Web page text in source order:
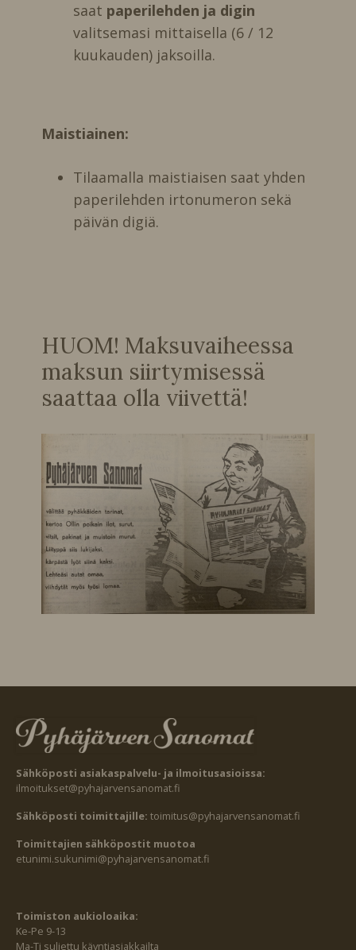
saat paperilehden ja digin
valitsemasi mittaisella (6 / 12
kuukauden) jaksoilla.
Maistiainen:
Tilaamalla maistiaisen saat yhden
paperilehden irtonumeron sekä
päivän digiä.
HUOM! Maksuvaiheessa
maksun siirtymisessä
saattaa olla viivettä!
Sähköposti asiakaspalvelu- ja ilmoitusasioissa:
ilmoitukset@pyhajarvensanomat.fi
Sähköposti toimittajille: toimitus@pyhajarvensanomat.fi
Toimittajien sähköpostit muotoa
etunimi.sukunimi@pyhajarvensanomat.fi
Toimiston aukioloaika:
Ke-Pe 9-13
Ma-Ti suljettu käyntiasiakkailta